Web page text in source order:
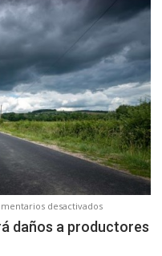
desactivadosen
En
daños a productores